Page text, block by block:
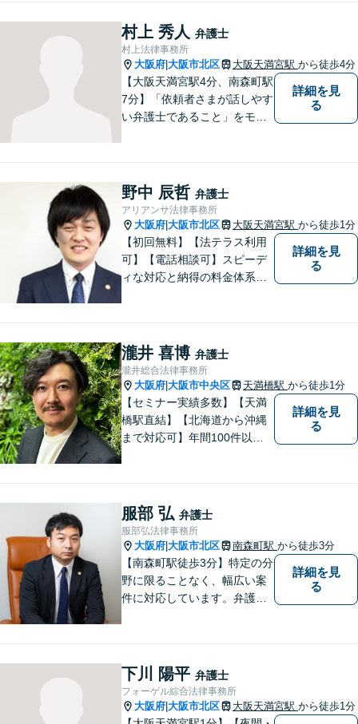
村上 秀人 弁護士
村上法律事務所
大阪府 大阪市北区 大阪天満宮駅 から徒歩4分
【大阪天満宮駅4分、南森町駅
7分】「依頼者さまが話しやす
い弁護士であること」をモッ
と丁寧に説明していきますの
で、法律相談が初めての方で
も安心してお問合せくださ
い。
詳細を見
る
野中 辰哲 弁護士
アリアンサ法律事務所
大阪府 大阪市北区 大阪天満宮駅 から徒歩1分
【初回無料】【法テラス利用
可】【電話相談可】スピーデ
ィな対応と納得の料金体系で
詳細を見
る
瀧井 喜博 弁護士
瀧井総合法律事務所
大阪府 大阪市中央区 天満橋駅 から徒歩1分
【セミナー実績多数】【天満
橋駅直結】【北海道から沖縄
まで対応可】年間100件以上
すくご説明します【土日対応
可】【電話・メール・LINEで
面談予約可】
詳細を見
る
服部 弘 弁護士
服部弘法律事務所
大阪府 大阪市北区 南森町駅 から徒歩3分
【南森町駅徒歩3分】特定の分
野に限ることなく、幅広い案
件に対応しています。弁護士
まずはお気軽にご相談くださ
い。
詳細を見
る
下川 陽平 弁護士
フォーゲル綜合法律事務所
大阪府 大阪市北区 大阪天満宮駅 から徒歩1分